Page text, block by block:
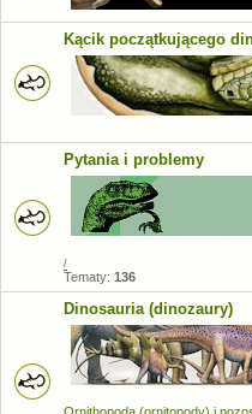
Kącik początkującego
Pytania i problemy
/
Tematy: 136
Dinosauria (dinozaury)